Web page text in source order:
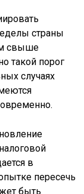
страны
свыше
такой порог
случаях
в
пересечь
быть